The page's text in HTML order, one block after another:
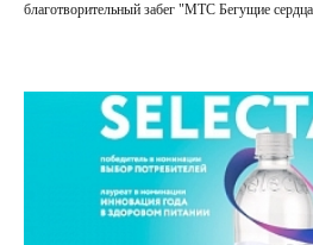
благотворительный забег "МТС Бегущие